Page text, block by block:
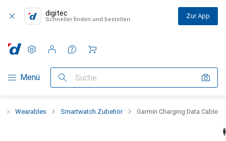
digitec
Schneller finden und bestellen Zur App
Navigation nach Kategorien
Menü Suche
Einstellungen
Kundenkonto
Vergleichslisten
Merklisten
Warenkorb
Wearables Smartwatch Zubehör Garmin Charging Data Cable